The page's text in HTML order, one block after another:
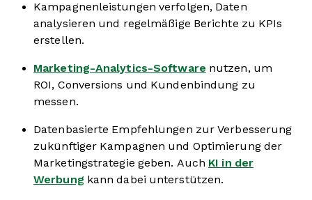
Kampagnenleistungen verfolgen, Daten
analysieren und regelmäßige Berichte zu KPIs
erstellen.
Marketing-Analytics-Software nutzen, um
ROI, Conversions und Kundenbindung zu
messen.
Datenbasierte Empfehlungen zur Verbesserung
zukünftiger Kampagnen und Optimierung der
Marketingstrategie geben. Auch KI in der
Werbung kann dabei unterstützen.